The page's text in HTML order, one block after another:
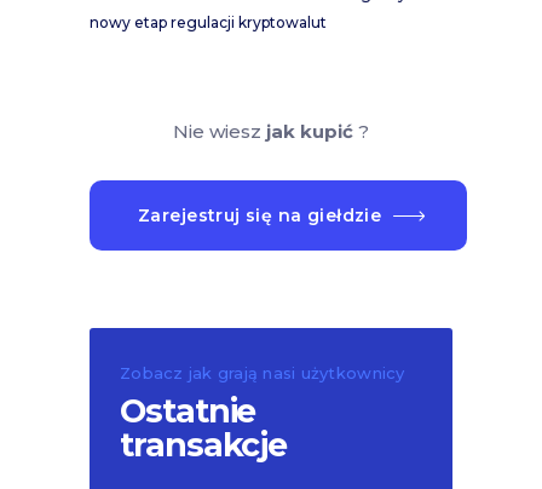
nowy etap regulacji kryptowalut
Nie wiesz jak kupić?
Zarejestruj się na giełdzie
Zobacz jak grają nasi użytkownicy
Ostatnie
transakcje